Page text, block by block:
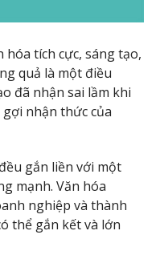
tích cực, sáng tạo,
quả là một điều
đã nhận sai lầm khi
nhận thức của
gắn liền với một
mạnh. Văn hóa
nghiệp và thành
thể gắn kết và lớn